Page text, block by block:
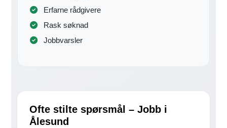
Erfarne rådgivere
Rask søknad
Jobbvarsler
Ofte stilte spørsmål – Jobb i
Ålesund